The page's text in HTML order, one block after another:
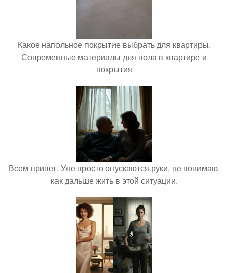
Какое напольное покрытие выбрать для квартиры.
Современные материалы для пола в квартире и
покрытия
Всем привет. Уже просто опускаются руки, не понимаю,
как дальше жить в этой ситуации.